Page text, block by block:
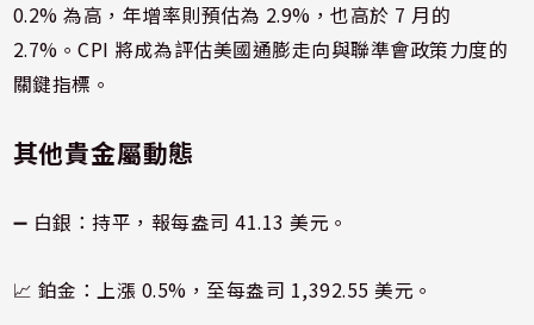
0.2% 為高，年增率則預估為 2.9%，也高於 7 月的
2.7%。CPI 將成為評估美國通膨走向與聯準會政策力度的
關鍵指標。
其他貴金屬動態
➖ 白銀：持平，報每盎司 41.13 美元。
📈 鉑金：上漲 0.5%，至每盎司 1,392.55 美元。